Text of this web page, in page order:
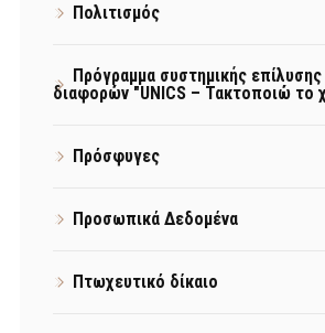
Πολιτισμός
Πρόγραμμα συστημικής
διαφορών "UNICS – Τακτοποιώ το
Πρόσφυγες
Προσωπικά Δεδομένα
Πτωχευτικό δίκαιο